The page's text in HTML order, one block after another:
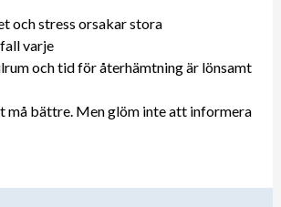
och stress orsakar stora
varje
och tid för återhämtning är lönsamt
må bättre. Men glöm inte att informera